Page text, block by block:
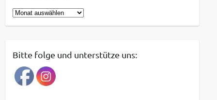
B
e
r
a
g
Bitte folge und unterstütze uns: